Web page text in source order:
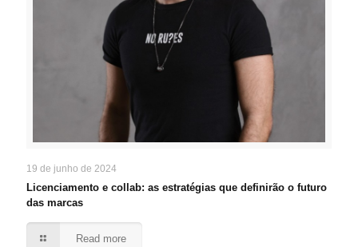
19 de junho de 2024
Licenciamento e collab: as estratégias que definirão o futuro
das marcas
Read more